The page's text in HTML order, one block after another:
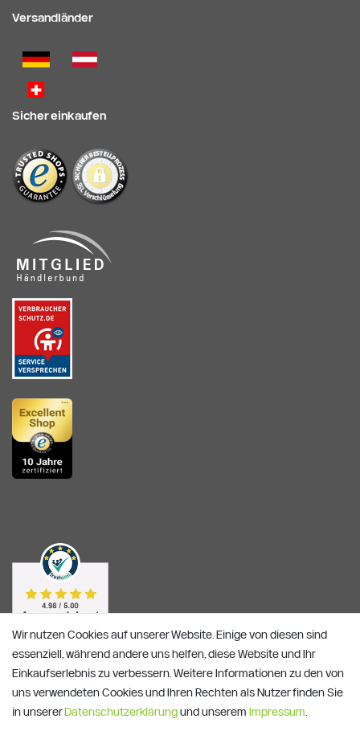
Versandländer
Sicher einkaufen
Wir nutzen Cookies auf unserer Website. Einige von diesen sind
essenziell, während andere uns helfen, diese Website und Ihr
Einkaufserlebnis zu verbessern. Weitere Informationen zu den von
uns verwendeten Cookies und Ihren Rechten als Nutzer finden Sie
in unsererDaten­schutz­erklärungund unserem Impressum